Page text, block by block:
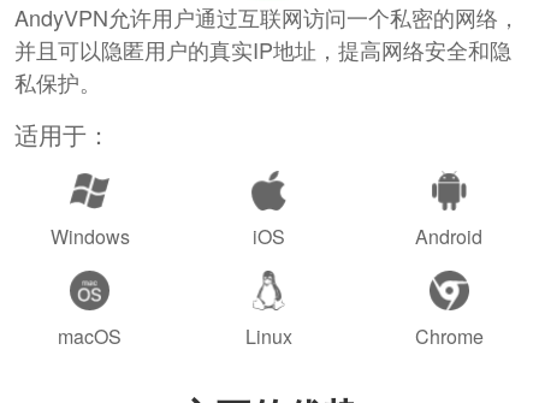
AndyVPN允许用户通过互联网访问一个私密的网络，
并且可以隐匿用户的真实IP地址，提高网络安全和隐
私保护。
适用于：
Windows iOS Android
macOS Linux Chrome